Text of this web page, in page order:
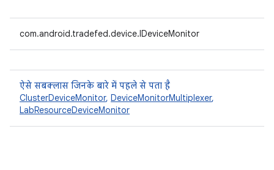
com.android.tradefed.device.IDeviceMonitor
ऐसे सबक्लास जिनके बारे में पहले से पता है
ClusterDeviceMonitor, DeviceMonitorMultiplexer,
LabResourceDeviceMonitor